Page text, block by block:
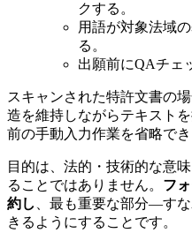
クする。
用語が対象法域
る。
出願前にQAチェ
スキャンされた特許文書の
造を維持しながらテキスト
前の手動入力作業を省略でき
目的は、法的・技術的な意
ることではありません。 フ
約し
、最も重要な部分—す
きるようにすることです。